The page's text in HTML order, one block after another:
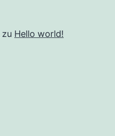
zu Hello world!